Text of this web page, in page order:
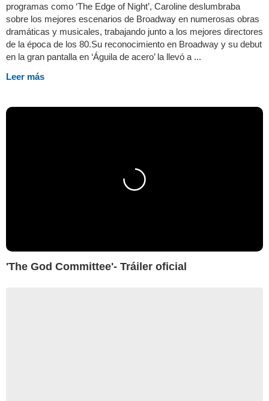
programas como ‘The Edge of Night’, Caroline deslumbraba
sobre los mejores escenarios de Broadway en numerosas obras
dramáticas y musicales, trabajando junto a los mejores directores
de la época de los 80.Su reconocimiento en Broadway y su debut
en la gran pantalla en ‘Águila de acero’ la llevó a ...
Leer más
'The God Committee'- Tráiler oficial